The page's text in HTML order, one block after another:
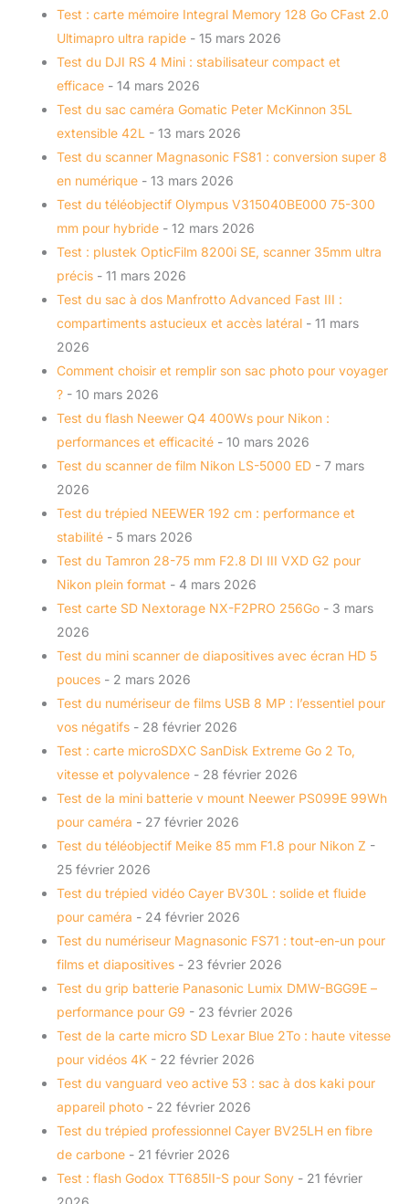
Test : carte mémoire Integral Memory 128 Go CFast 2.0
Ultimapro ultra rapide - 15 mars 2026
Test du DJI RS 4 Mini : stabilisateur compact et
efficace - 14 mars 2026
Test du sac caméra Gomatic Peter McKinnon 35L
extensible 42L - 13 mars 2026
Test du scanner Magnasonic FS81 : conversion super 8
en numérique - 13 mars 2026
Test du téléobjectif Olympus V315040BE000 75-300
mm pour hybride - 12 mars 2026
Test : plustek OpticFilm 8200i SE, scanner 35mm ultra
précis - 11 mars 2026
Test du sac à dos Manfrotto Advanced Fast III :
compartiments astucieux et accès latéral - 11 mars
2026
Comment choisir et remplir son sac photo pour voyager
? - 10 mars 2026
Test du flash Neewer Q4 400Ws pour Nikon :
performances et efficacité - 10 mars 2026
Test du scanner de film Nikon LS-5000 ED - 7 mars
2026
Test du trépied NEEWER 192 cm : performance et
stabilité - 5 mars 2026
Test du Tamron 28-75 mm F2.8 DI III VXD G2 pour
Nikon plein format - 4 mars 2026
Test carte SD Nextorage NX-F2PRO 256Go - 3 mars
2026
Test du mini scanner de diapositives avec écran HD 5
pouces - 2 mars 2026
Test du numériseur de films USB 8 MP : l’essentiel pour
vos négatifs - 28 février 2026
Test : carte microSDXC SanDisk Extreme Go 2 To,
vitesse et polyvalence - 28 février 2026
Test de la mini batterie v mount Neewer PS099E 99Wh
pour caméra - 27 février 2026
Test du téléobjectif Meike 85 mm F1.8 pour Nikon Z -
25 février 2026
Test du trépied vidéo Cayer BV30L : solide et fluide
pour caméra - 24 février 2026
Test du numériseur Magnasonic FS71 : tout-en-un pour
films et diapositives - 23 février 2026
Test du grip batterie Panasonic Lumix DMW-BGG9E –
performance pour G9 - 23 février 2026
Test de la carte micro SD Lexar Blue 2To : haute vitesse
pour vidéos 4K - 22 février 2026
Test du vanguard veo active 53 : sac à dos kaki pour
appareil photo - 22 février 2026
Test du trépied professionnel Cayer BV25LH en fibre
de carbone - 21 février 2026
Test : flash Godox TT685II-S pour Sony - 21 février